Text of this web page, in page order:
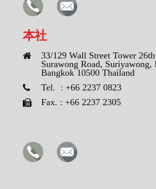
本社
33/129 Wall Street Tower
Surawong Road, Suriyawong,
Bangkok 10500 Thailand
Tel. : +66 2237 0823
Fax. : +66 2237 2305